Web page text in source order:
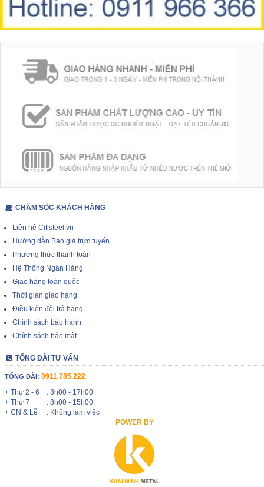
CHĂM SÓC KHÁCH HÀNG
Liên hệ Citisteel.vn
Hướng dẫn Báo giá trực tuyến
Phương thức thanh toán
Hệ Thống Ngân Hàng
Giao hàng toàn quốc
Thời gian giao hàng
Điều kiện đổi trả hàng
Chính sách bảo hành
Chính sách bảo mật
TỔNG ĐÀI TƯ VẤN
TỔNG ĐÀI: 0911 785 222
+ Thứ 2 - 6
: 8h00 - 17h00
+ Thứ 7
: 8h00 - 15h00
+ CN & Lễ
: Không làm việc
POWER BY